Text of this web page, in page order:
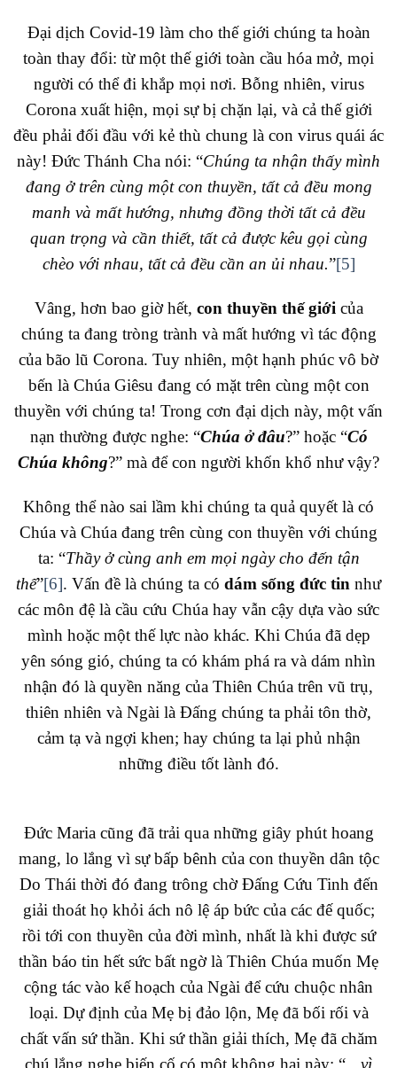
Đại dịch Covid-19 làm cho thế giới chúng ta hoàn
toàn thay đổi: từ một thế giới toàn cầu hóa mở, mọi
người có thể đi khắp mọi nơi. Bỗng nhiên, virus
Corona xuất hiện, mọi sự bị chặn lại, và cả thế giới
đều phải đối đầu với kẻ thù chung là con virus quái ác
này! Đức Thánh Cha nói: “Chúng ta nhận thấy mình
đang ở trên cùng một con thuyền, tất cả đều mong
manh và mất hướng, nhưng đồng thời tất cả đều
quan trọng và cần thiết, tất cả được kêu gọi cùng
chèo với nhau, tất cả đều cần an ủi nhau.”[5]
Vâng, hơn bao giờ hết, con thuyền thế giới của
chúng ta đang tròng trành và mất hướng vì tác động
của bão lũ Corona. Tuy nhiên, một hạnh phúc vô bờ
bến là Chúa Giêsu đang có mặt trên cùng một con
thuyền với chúng ta! Trong cơn đại dịch này, một vấn
nạn thường được nghe: “Chúa ở đâu?” hoặc “Có
Chúa không?” mà để con người khốn khổ như vậy?
Không thể nào sai lầm khi chúng ta quả quyết là có
Chúa và Chúa đang trên cùng con thuyền với chúng
ta: “Thầy ở cùng anh em mọi ngày cho đến tận
thế”[6]. Vấn đề là chúng ta có dám sống đức tin như
các môn đệ là cầu cứu Chúa hay vẫn cậy dựa vào sức
mình hoặc một thế lực nào khác. Khi Chúa đã dẹp
yên sóng gió, chúng ta có khám phá ra và dám nhìn
nhận đó là quyền năng của Thiên Chúa trên vũ trụ,
thiên nhiên và Ngài là Đấng chúng ta phải tôn thờ,
cảm tạ và ngợi khen; hay chúng ta lại phủ nhận
những điều tốt lành đó.
Đức Maria cũng đã trải qua những giây phút hoang
mang, lo lắng vì sự bấp bênh của con thuyền dân tộc
Do Thái thời đó đang trông chờ Đấng Cứu Tinh đến
giải thoát họ khỏi ách nô lệ áp bức của các đế quốc;
rồi tới con thuyền của đời mình, nhất là khi được sứ
thần báo tin hết sức bất ngờ là Thiên Chúa muốn Mẹ
cộng tác vào kế hoạch của Ngài để cứu chuộc nhân
loại. Dự định của Mẹ bị đảo lộn, Mẹ đã bối rối và
chất vấn sứ thần. Khi sứ thần giải thích, Mẹ đã chăm